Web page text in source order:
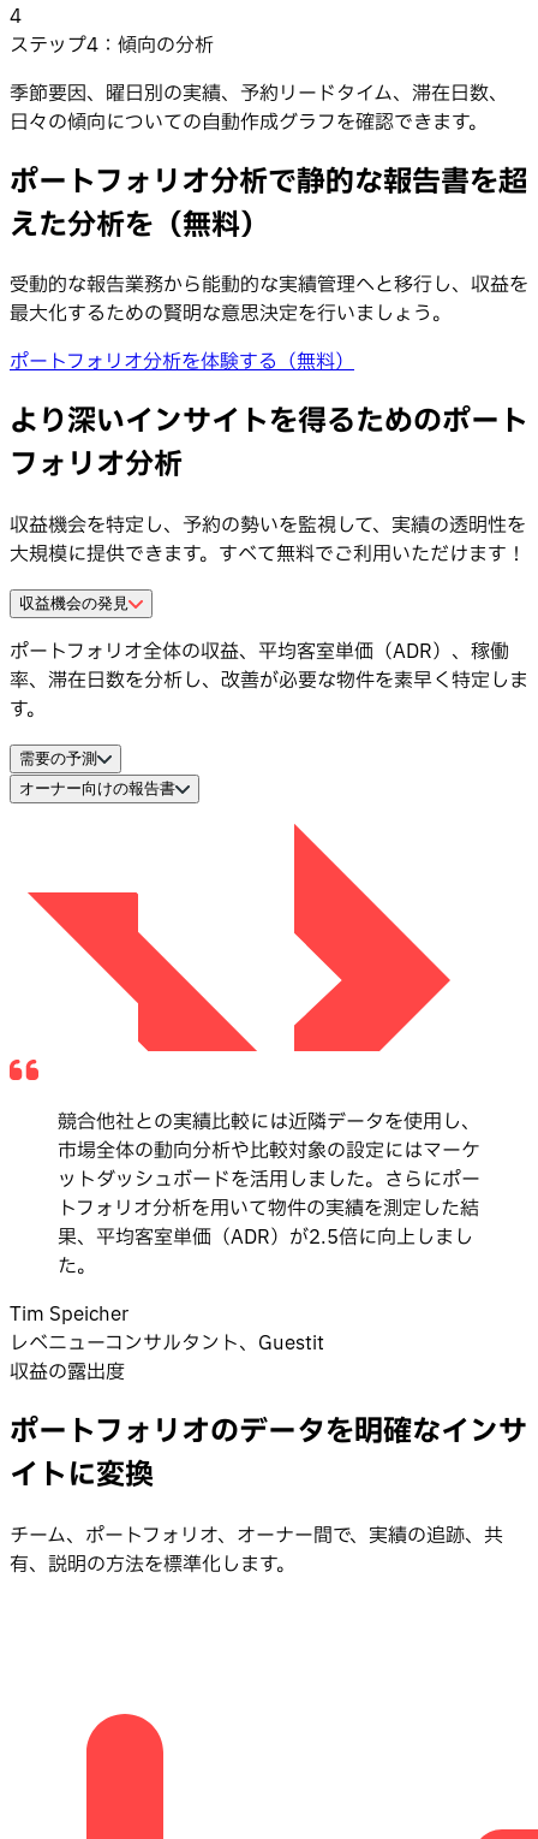
4
ステップ4：傾向の分析
季節要因、曜日別の実績、予約リードタイム、滞在日数、
日々の傾向についての自動作成グラフを確認できます。
ポートフォリオ分析で静的な報告書を超
えた分析を（無料）
受動的な報告業務から能動的な実績管理へと移行し、収益を
最大化するための賢明な意思決定を行いましょう。
ポートフォリオ分析を体験する（無料）
より深いインサイトを得るためのポート
フォリオ分析
収益機会を特定し、予約の勢いを監視して、実績の透明性を
大規模に提供できます。すべて無料でご利用いただけます！
収益機会の発見
ポートフォリオ全体の収益、平均客室単価（ADR）、稼働
率、滞在日数を分析し、改善が必要な物件を素早く特定しま
す。
需要の予測
予約ペースを追跡して前年同期と比較することで、将来の需
要を事前に把握することができます。
オーナー向けの報告書
ポートフォリオの重要業績評価指標（KPI）に合わせて、完
全にカスタマイズされた実績報告書やダッシュボードを作成
できます。
競合他社との実績比較には近隣データを使用し、
市場全体の動向分析や比較対象の設定にはマーケ
ットダッシュボードを活用しました。さらにポー
トフォリオ分析を用いて物件の実績を測定した結
果、平均客室単価（ADR）が2.5倍に向上しまし
た。
Tim Speicher
レベニューコンサルタント、Guestit
収益の露出度
ポートフォリオのデータを明確なインサ
イトに変換
チーム、ポートフォリオ、オーナー間で、実績の追跡、共
有、説明の方法を標準化します。